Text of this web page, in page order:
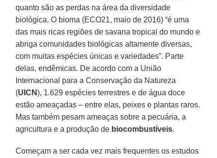
quanto são as perdas na área da diversidade
biológica. O bioma (ECO21, maio de 2016) “é uma
das mais ricas regiões de savana tropical do mundo e
abriga comunidades biológicas altamente diversas,
com muitas espécies únicas e variedades”. Parte
delas, endêmicas. De acordo com a União
Internacional para a Conservação da Natureza
(UICN), 1.629 espécies terrestres e de água doce
estão ameaçadas – entre elas, peixes e plantas raros.
Mas também pesam ameaças sobre a pecuária, a
agricultura e a produção de biocombustíveis.
Começam a ser cada vez mais frequentes os estudos